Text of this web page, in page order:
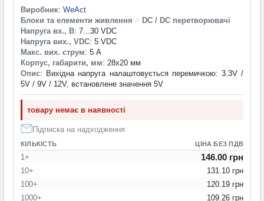
Виробник: WeAct
Блоки та елементи живлення > DC / DC перетворювачі
Напруга вх., В: 7...30 VDC
Напруга вих., VDC: 5 VDC
Макс. вих. струм: 5 А
Корпус, габарити, мм: 28x20 мм
Опис: Вихідна напруга налаштовується перемичкою: 3.3V /
5V / 9V / 12V, встановлене значення 5V
товару немає в наявності
Підписка на надходження
КІЛЬКІСТЬ ЦІНА БЕЗ ПДВ
1+ 146.00 грн
10+
131.10 грн
100+
120.19 грн
1000+
109.26 грн